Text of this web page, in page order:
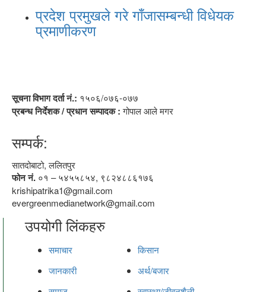
प्रदेश प्रमुखले गरे गाँजासम्बन्धी विधेयक
प्रमाणीकरण
सूचना विभाग दर्ता नं.: १५०६/०७६-०७७
प्रबन्ध निर्देशक / प्रधान सम्पादक :गोपाल आले मगर
सम्पर्क:
सातदोबाटो, ललितपुर
फोन नं. ०१ – ५४५५८५४, ९८२४८८६१७६
krishipatrika1@gmail.com
evergreenmedianetwork@gmail.com
उपयोगी लिंकहरु
समाचार
किसान
जानकारी
अर्थ/बजार